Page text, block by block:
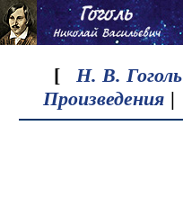
[ Н. В. Гоголь
Произведения |